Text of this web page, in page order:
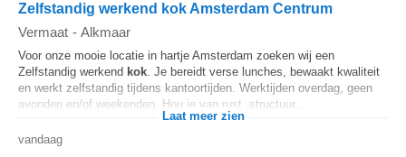
Zelfstandig werkend kok Amsterdam Centrum
Vermaat - Alkmaar
Voor onze mooie locatie in hartje Amsterdam zoeken wij een
Zelfstandig werkend kok. Je bereidt verse lunches, bewaakt kwaliteit
en werkt zelfstandig tijdens kantoortijden. Werktijden overdag, geen
avonden en/of weekenden. Hou je van rust, structuur...
Laat meer zien
vandaag